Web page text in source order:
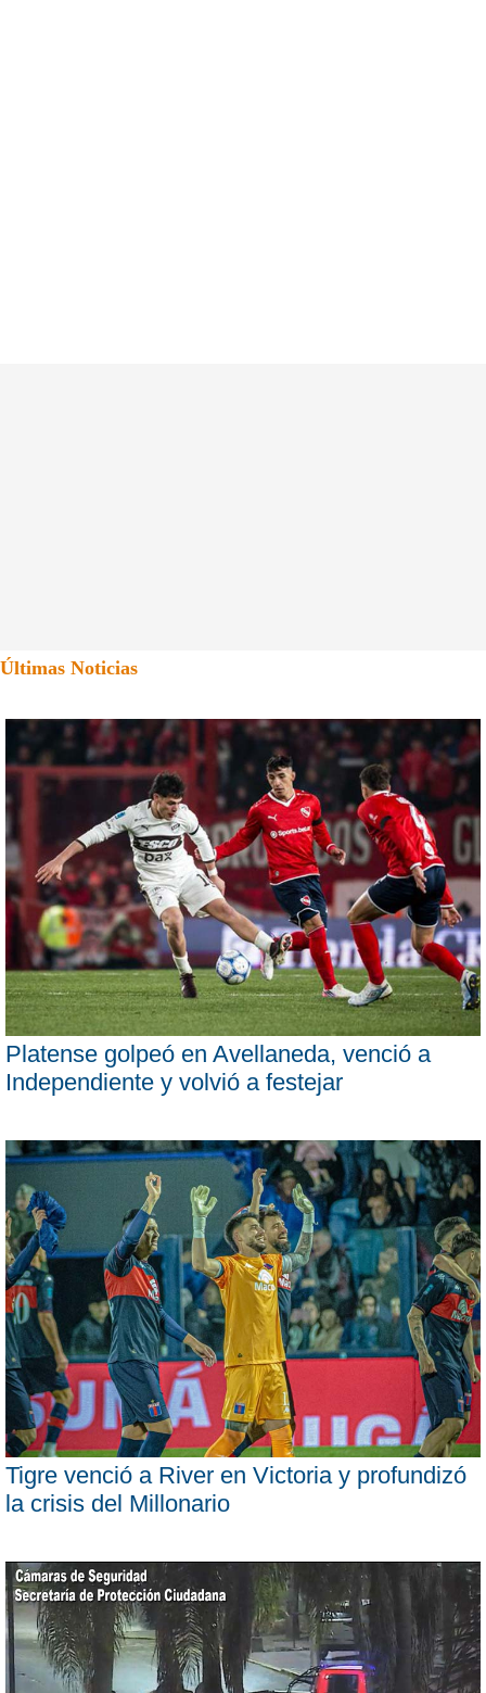
Últimas Noticias
Platense golpeó en Avellaneda, venció a
Independiente y volvió a festejar
Tigre venció a River en Victoria y profundizó
la crisis del Millonario